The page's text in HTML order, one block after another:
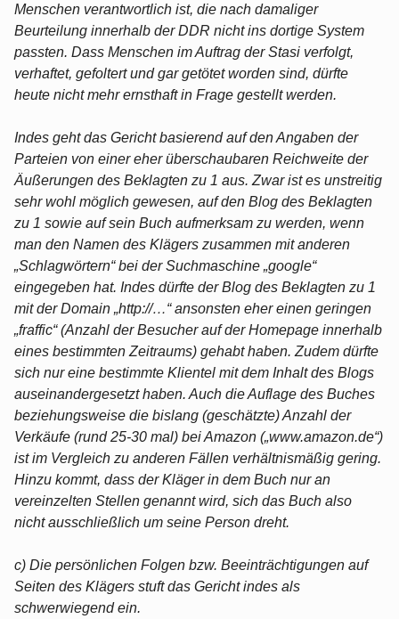
Menschen verantwortlich ist, die nach damaliger
Beurteilung innerhalb der DDR nicht ins dortige System
passten. Dass Menschen im Auftrag der Stasi verfolgt,
verhaftet, gefoltert und gar getötet worden sind, dürfte
heute nicht mehr ernsthaft in Frage gestellt werden.
Indes geht das Gericht basierend auf den Angaben der
Parteien von einer eher überschaubaren Reichweite der
Äußerungen des Beklagten zu 1 aus. Zwar ist es unstreitig
sehr wohl möglich gewesen, auf den Blog des Beklagten
zu 1 sowie auf sein Buch aufmerksam zu werden, wenn
man den Namen des Klägers zusammen mit anderen
„Schlagwörtern“ bei der Suchmaschine „google“
eingegeben hat. Indes dürfte der Blog des Beklagten zu 1
mit der Domain „http://…“ ansonsten eher einen geringen
„fraffic“ (Anzahl der Besucher auf der Homepage innerhalb
eines bestimmten Zeitraums) gehabt haben. Zudem dürfte
sich nur eine bestimmte Klientel mit dem Inhalt des Blogs
auseinandergesetzt haben. Auch die Auflage des Buches
beziehungsweise die bislang (geschätzte) Anzahl der
Verkäufe (rund 25-30 mal) bei Amazon („www.amazon.de“)
ist im Vergleich zu anderen Fällen verhältnismäßig gering.
Hinzu kommt, dass der Kläger in dem Buch nur an
vereinzelten Stellen genannt wird, sich das Buch also
nicht ausschließlich um seine Person dreht.
c) Die persönlichen Folgen bzw. Beeinträchtigungen auf
Seiten des Klägers stuft das Gericht indes als
schwerwiegend ein.